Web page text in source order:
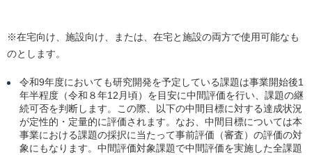
※在宅向け、施設向け、または、在宅と施設の両方で使用可能なも
のとします。
令和9年度においても研究開発を予定している課題は事業開始後1
年半程度（令和８年12月頃）を目安に中間評価を行い、課題の継
続可否を判断します。この際、以下の中間目標に対する達成状況
が定性的・定量的に評価されます。なお、中間目標については本
事業における課題の採択に当たって事前評価（審査）の評価の対
象にもなります。中間評価対象課題で中間評価を実施した全課題